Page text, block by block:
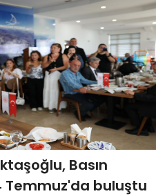
Basın
Temmuz'da buluştu